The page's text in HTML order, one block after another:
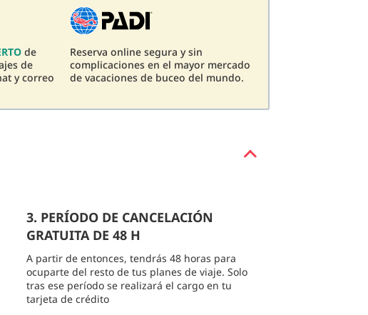
de
de
y correo
Reserva online segura y sin
complicaciones en el mayor mercado
de vacaciones de buceo del mundo.
3. PERÍODO DE CANCELACIÓN
GRATUITA DE 48 H
A partir de entonces, tendrás 48 horas para
ocuparte del resto de tus planes de viaje. Solo
tras ese período se realizará el cargo en tu
tarjeta de crédito